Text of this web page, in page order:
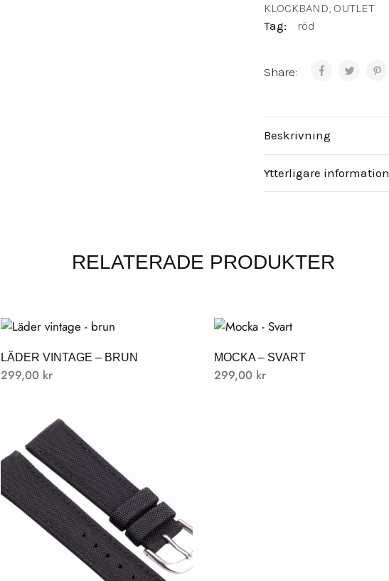
KLOCKBAND, OUTLET
Tag:
röd
Share:
Beskrivning
Ytterligare information
RELATERADE PRODUKTER
LÄDER VINTAGE – BRUN
299,00 kr
MOCKA – SVART
299,00 kr